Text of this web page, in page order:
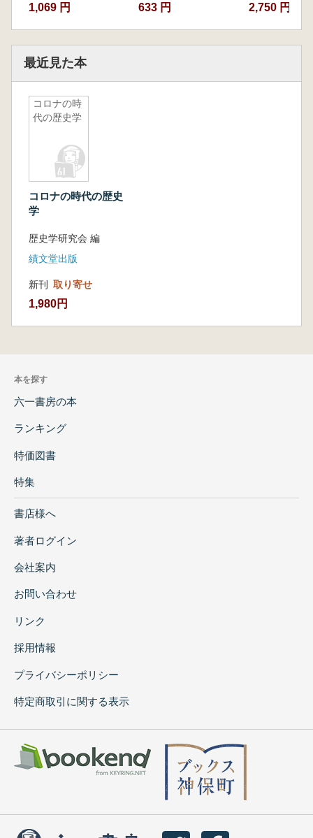
1,069 円 633 円 2,750 円
最近見た本
コロナの時
代の歴史学
コロナの時代の歴史
学
歴史学研究会 編
績文堂出版
新刊 取り寄せ
1,980円
本を探す
六一書房の本
ランキング
特価図書
特集
書店様へ
著者ログイン
会社案内
お問い合わせ
リンク
採用情報
プライバシーポリシー
特定商取引に関する表示